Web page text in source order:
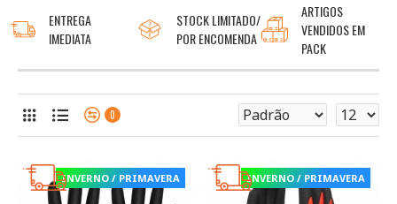
ENTREGA
IMEDIATA
STOCK LIMITADO/
POR ENCOMENDA
ARTIGOS
VENDIDOS EM
PACK
0
INVERNO / PRIMAVERA INVERNO / PRIMAVERA